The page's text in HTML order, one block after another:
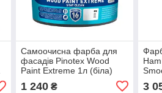
Самоочисна фарба для
фасадів Pinotex Wood
Paint Extreme 1л (біла)
1 240₴ 3